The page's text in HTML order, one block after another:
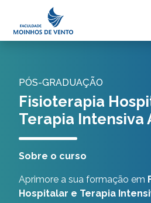
PÓS-GRADUAÇÃO
Fisioterapia
Terapia Intensiva
Sobre o curso
Aprimore a sua formação em
Hospitalar e Terapia